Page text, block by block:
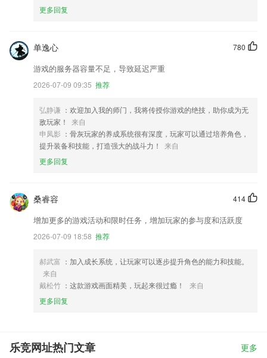
更多回复
780
单逸心
游戏的服务器容量不足，导致延迟严重
2026-07-09 09:35 推荐
弘静谦 ：欢迎加入我的师门，我将传授你游戏的绝技，助你成为无
敌玩家！
来自
申凤影 ：骨灰玩家的养成系统很有深度，玩家可以通过培养角色，
提升装备和技能，打造强大的战斗力！
来自
更多回复
414
桑睿容
增加更多的游戏活动和限时任务，增加玩家的参与度和活跃度
2026-07-09 18:58 推荐
郝武富 ：加入成长系统，让玩家可以逐步提升角色的能力和技能。
来自
戴松竹 ：这款游戏画面精美，玩起来很过瘾！
来自
更多回复
乐竞网址热门文章 更多